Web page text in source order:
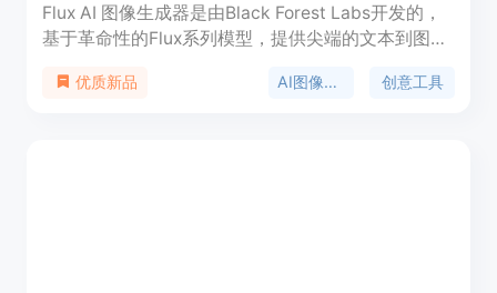
Flux AI 图像生成器是由Black Forest Labs开发的，
基于革命性的Flux系列模型，提供尖端的文本到图像
读复杂的文本提示，创造出多样化、高保真的图像。
优质新品 AI图像生成 创意工具